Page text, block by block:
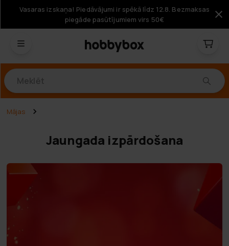
Vasaras izskaņa! Piedāvājumi ir spēkā līdz 12.8. Bezmaksas
piegāde pasūtījumiem virs 50€
Mājas
Jaungada izpārdošana